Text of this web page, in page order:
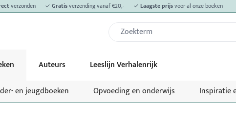
verzonden ✓ Gratisverzending vanaf €20,- ✓ Laagste prijsvoor al onze boeken
Auteurs
Leeslijn Verhalenrijk
en jeugdboeken
Opvoeding en onderwijs Inspiratie